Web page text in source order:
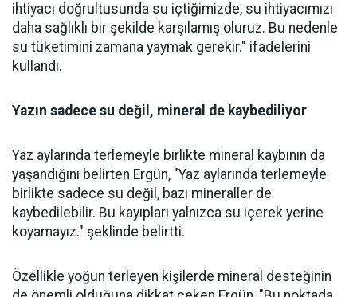
ihtiyacı doğrultusunda su içtiğimizde, su ihtiyacımızı
daha sağlıklı bir şekilde karşılamış oluruz. Bu nedenle
su tüketimini zamana yaymak gerekir." ifadelerini
kullandı.
Yazın sadece su değil, mineral de kaybediliyor
Yaz aylarında terlemeyle birlikte mineral kaybının da
yaşandığını belirten Ergün, "Yaz aylarında terlemeyle
birlikte sadece su değil, bazı mineraller de
kaybedilebilir. Bu kayıpları yalnızca su içerek yerine
koyamayız." şeklinde belirtti.
Özellikle yoğun terleyen kişilerde mineral desteğinin